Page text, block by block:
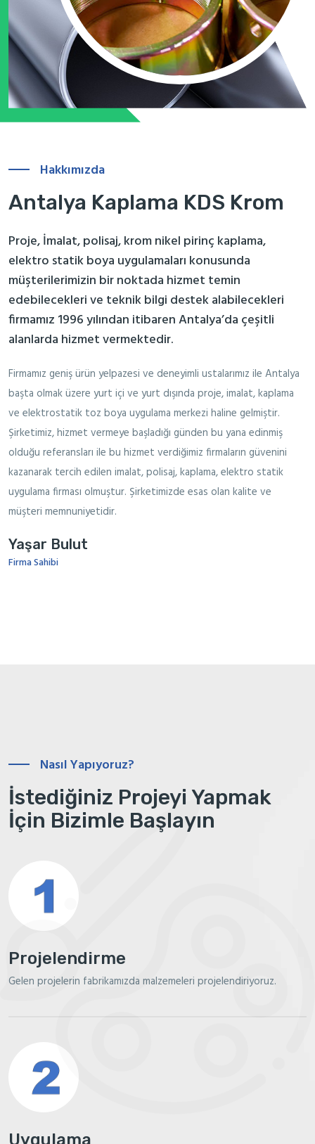
Hakkımızda
Antalya Kaplama KDS Krom
Proje, İmalat, polisaj, krom nikel pirinç kaplama,
elektro statik boya uygulamaları konusunda
müşterilerimizin bir noktada hizmet temin
edebilecekleri ve teknik bilgi destek alabilecekleri
firmamız 1996 yılından itibaren Antalya’da çeşitli
alanlarda hizmet vermektedir.
Firmamız geniş ürün yelpazesi ve deneyimli ustalarımız ile Antalya
başta olmak üzere yurt içi ve yurt dışında proje, imalat, kaplama
ve elektrostatik toz boya uygulama merkezi haline gelmiştir.
Şirketimiz, hizmet vermeye başladığı günden bu yana edinmiş
olduğu referansları ile bu hizmet verdiğimiz firmaların güvenini
kazanarak tercih edilen imalat, polisaj, kaplama, elektro statik
uygulama firması olmuştur. Şirketimizde esas olan kalite ve
müşteri memnuniyetidir.
Yaşar Bulut
Firma Sahibi
Nasıl Yapıyoruz?
İstediğiniz Projeyi Yapmak
İçin Bizimle Başlayın
Projelendirme
Gelen projelerin fabrikamızda malzemeleri projelendiriyoruz.
Uygulama